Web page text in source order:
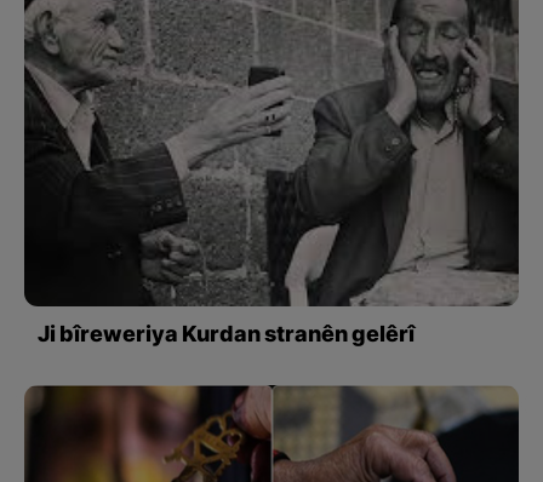
Ji bîreweriya Kurdan stranên gelêrî